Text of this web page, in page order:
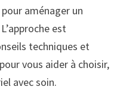
aménager un
est
techniques et
vous aider à choisir,
avec soin.